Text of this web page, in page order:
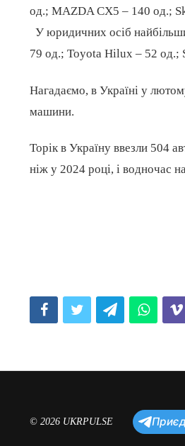
од.; MAZDA CX5 – 140 од.;
У юридичних осіб
79 од.; Toyota Hilux – 52 од.;
Нагадаємо, в Україні у
машини.
Торік в Україну ввезли 504
ніж у 2024 році, і водночас
Facebook Twitter Telegram
© 2026 UKRPULSE